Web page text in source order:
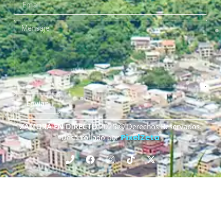
Enviar
ZAMORA EN DIRECTO2025 © Derechos Reservados.
Desarrollado porPixelZeta